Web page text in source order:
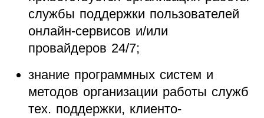
службы поддержки пользователей
онлайн-сервисов и/или
провайдеров 24/7;
знание программных систем и
методов организации работы служб
тех. поддержки, клиенто-